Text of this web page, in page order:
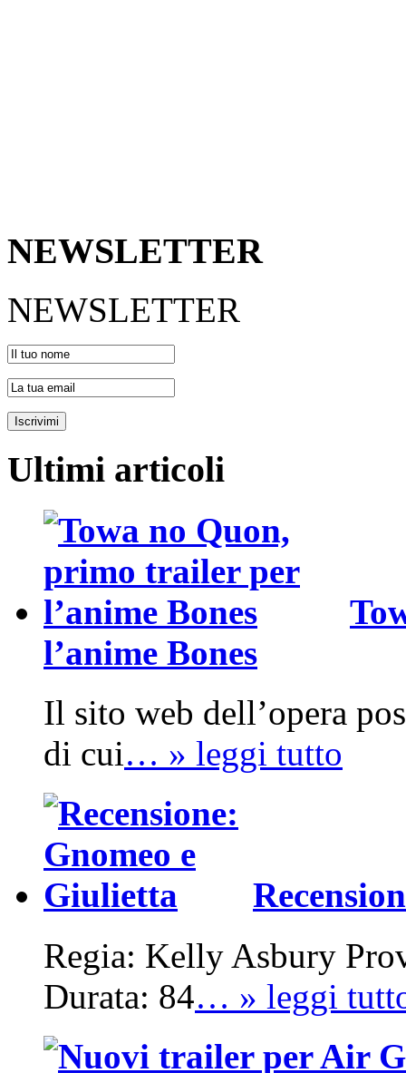
NEWSLETTER
NEWSLETTER
Ultimi articoli
l’anime Bones
Il sito web dell’opera
di cui… » leggi tutto
Regia: Kelly Asbury
Durata: 84… » leggi